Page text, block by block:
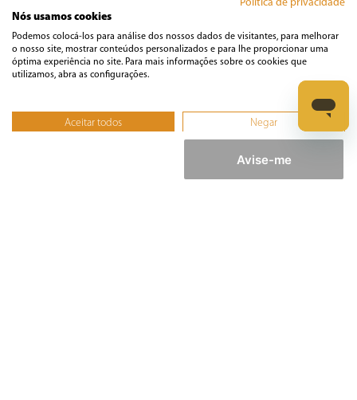
Avise-me
Ferramentas
Esmerilhadeira
Furadeira
Política de privacidade
Nós usamos cookies
Podemos colocá-los para análise dos nossos dados de visitantes, para melhorar
o nosso site, mostrar conteúdos personalizados e para lhe proporcionar uma
óptima experiência no site. Para mais informações sobre os cookies que
utilizamos, abra as configurações.
Aceitar todos Negar